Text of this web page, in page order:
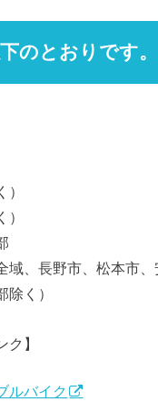
のとおりです。
域、長野市、松本市、
除く）
ク】
ルバイク